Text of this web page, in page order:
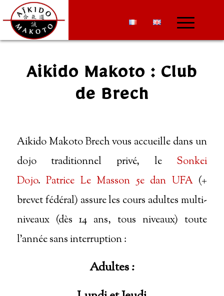
Aikido Makoto : Club
de Brech
Aikido Makoto Brech vous accueille dans un
dojo traditionnel privé, le Sonkei
Dojo.Patrice Le Masson 5e dan UFA(+
brevet fédéral) assure les cours adultes multi-
niveaux (dès 14 ans, tous niveaux) toute
l’année sans interruption :
Adultes :